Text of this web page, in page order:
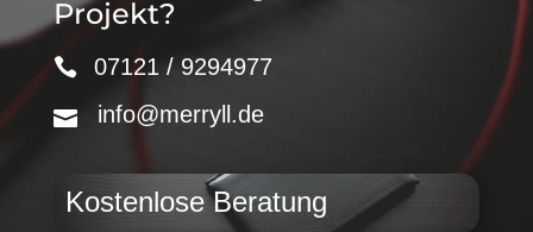
Projekt?
07121 / 9294977
info@merryll.de
Kostenlose Beratung